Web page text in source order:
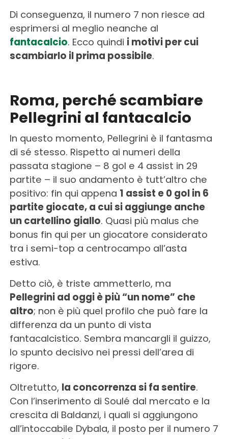
Di conseguenza, il numero 7 non riesce ad
esprimersi al meglio neanche al
fantacalcio. Ecco quindi i motivi per cui
scambiarlo il prima possibile.
Roma, perché scambiare
Pellegrini al fantacalcio
In questo momento, Pellegrini è il fantasma
di sé stesso. Rispetto ai numeri della
passata stagione – 8 gol e 4 assist in 29
partite – il suo andamento è tutt’altro che
positivo: fin qui appena 1 assist e 0 gol in 6
partite giocate, a cui si aggiunge anche
un cartellino giallo. Quasi più malus che
bonus fin qui per un giocatore considerato
tra i semi-top a centrocampo all’asta
estiva.
Detto ciò, è triste ammetterlo, ma
Pellegrini ad oggi è più “un nome” che
altro; non è più quel profilo che può fare la
differenza da un punto di vista
fantacalcistico. Sembra mancargli il guizzo,
lo spunto decisivo nei pressi dell’area di
rigore.
Oltretutto, la concorrenza si fa sentire.
Con l’inserimento di Soulé dal mercato e la
crescita di Baldanzi, i quali si aggiungono
all’intoccabile Dybala, il posto per il numero 7